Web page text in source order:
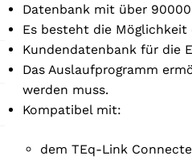
Datenbank mit über
Es besteht die Möglichkeit
Kundendatenbank für die
Das Auslaufprogramm
werden muss.
Kompatibel mit:
dem TEq-Link